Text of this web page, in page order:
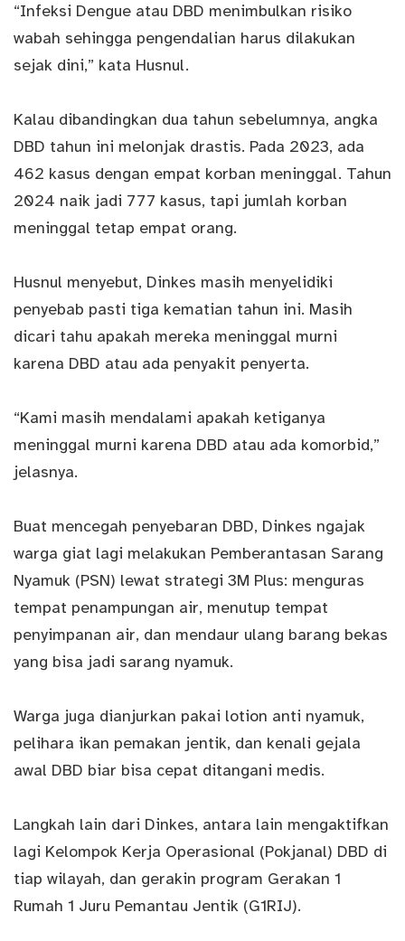
“Infeksi Dengue atau DBD menimbulkan risiko
wabah sehingga pengendalian harus dilakukan
sejak dini,” kata Husnul.
Kalau dibandingkan dua tahun sebelumnya, angka
DBD tahun ini melonjak drastis. Pada 2023, ada
462 kasus dengan empat korban meninggal. Tahun
2024 naik jadi 777 kasus, tapi jumlah korban
meninggal tetap empat orang.
Husnul menyebut, Dinkes masih menyelidiki
penyebab pasti tiga kematian tahun ini. Masih
dicari tahu apakah mereka meninggal murni
karena DBD atau ada penyakit penyerta.
“Kami masih mendalami apakah ketiganya
meninggal murni karena DBD atau ada komorbid,”
jelasnya.
Buat mencegah penyebaran DBD, Dinkes ngajak
warga giat lagi melakukan Pemberantasan Sarang
Nyamuk (PSN) lewat strategi 3M Plus: menguras
tempat penampungan air, menutup tempat
penyimpanan air, dan mendaur ulang barang bekas
yang bisa jadi sarang nyamuk.
Warga juga dianjurkan pakai lotion anti nyamuk,
pelihara ikan pemakan jentik, dan kenali gejala
awal DBD biar bisa cepat ditangani medis.
Langkah lain dari Dinkes, antara lain mengaktifkan
lagi Kelompok Kerja Operasional (Pokjanal) DBD di
tiap wilayah, dan gerakin program Gerakan 1
Rumah 1 Juru Pemantau Jentik (G1RIJ).